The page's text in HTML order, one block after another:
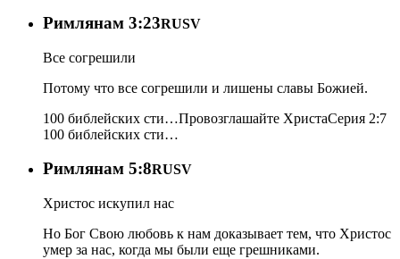
Римлянам 3:23RUSV
Все согрешили
Потому что все согрешили и лишены славы Божией.
100 библейских сти…Провозглашайте ХристаСерия 2:7
100 библейских сти…
Римлянам 5:8RUSV
Христос искупил нас
Но Бог Свою любовь к нам доказывает тем, что Христос
умер за нас, когда мы были еще грешниками.